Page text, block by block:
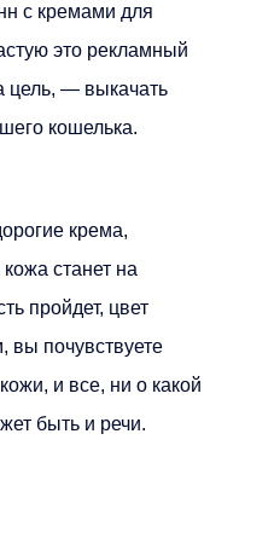
с кремами для
это рекламный
цель, — выкачать
кошелька.
крема,
станет на
пройдет, цвет
вы почувствуете
и все, ни о какой
быть и речи.